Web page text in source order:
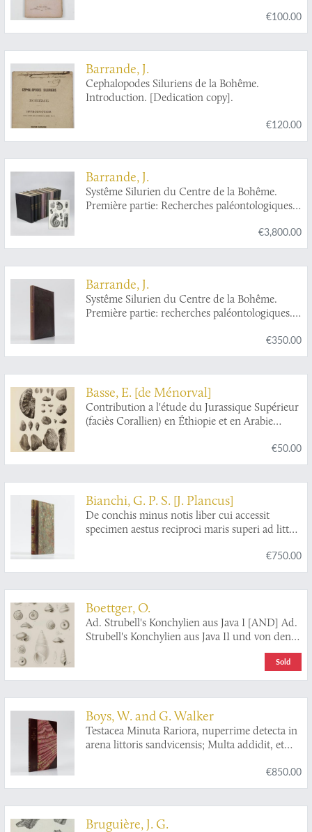
coquille. Observations générales. Chap. XVIII.
Distribution verticale des Céphalopodes, dans
Céphalopodes.
€100.00
Barrande, J.
Cephalopodes Siluriens de la Bohême.
Introduction. [Dedication copy].
€120.00
Barrande, J.
Systême Silurien du Centre de la Bohême.
Première partie: Recherches paléontologiques.
céphalopodes. Texte et 544 planches.
€3,800.00
Barrande, J.
Systême Silurien du Centre de la Bohême.
Première partie: recherches paléontologiques.
€350.00
Basse, E. [de Ménorval]
Contribution a l'étude du Jurassique Supérieur
(faciès Corallien) en Éthiopie et en Arabie
€50.00
Bianchi, G. P. S. [J. Plancus]
De conchis minus notis liber cui accessit
specimen aestus reciproci maris superi ad littus
€750.00
Boettger, O.
Ad. Strubell's Konchylien aus Java I [AND] Ad.
Strubell's Konchylien aus Java II und von den
Sold
Boys, W. and G. Walker
Testacea Minuta Rariora, nuperrime detecta in
arena littoris sandvicensis; Multa addidit, et
accurate delineavit. A collection of the minute
and rare shells, lately discovered in the sand of
drawn, as magnified with the microscope.
€850.00
Bruguière, J. G.